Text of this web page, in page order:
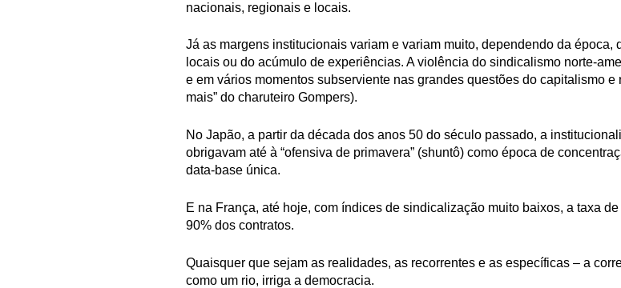
nacionais, regionais e locais.
Já as margens institucionais variam e variam muito, dependendo da época,
locais ou do acúmulo de experiências. A violência do sindicalismo norte-
e em vários momentos subserviente nas grandes questões do capitalismo
mais” do charuteiro Gompers).
No Japão, a partir da década dos anos 50 do século passado, a
obrigavam até à “ofensiva de primavera” (shuntô) como época de
data-base única.
E na França, até hoje, com índices de sindicalização muito baixos, a taxa
90% dos contratos.
Quaisquer que sejam as realidades, as recorrentes e as específicas – a
como um rio, irriga a democracia.